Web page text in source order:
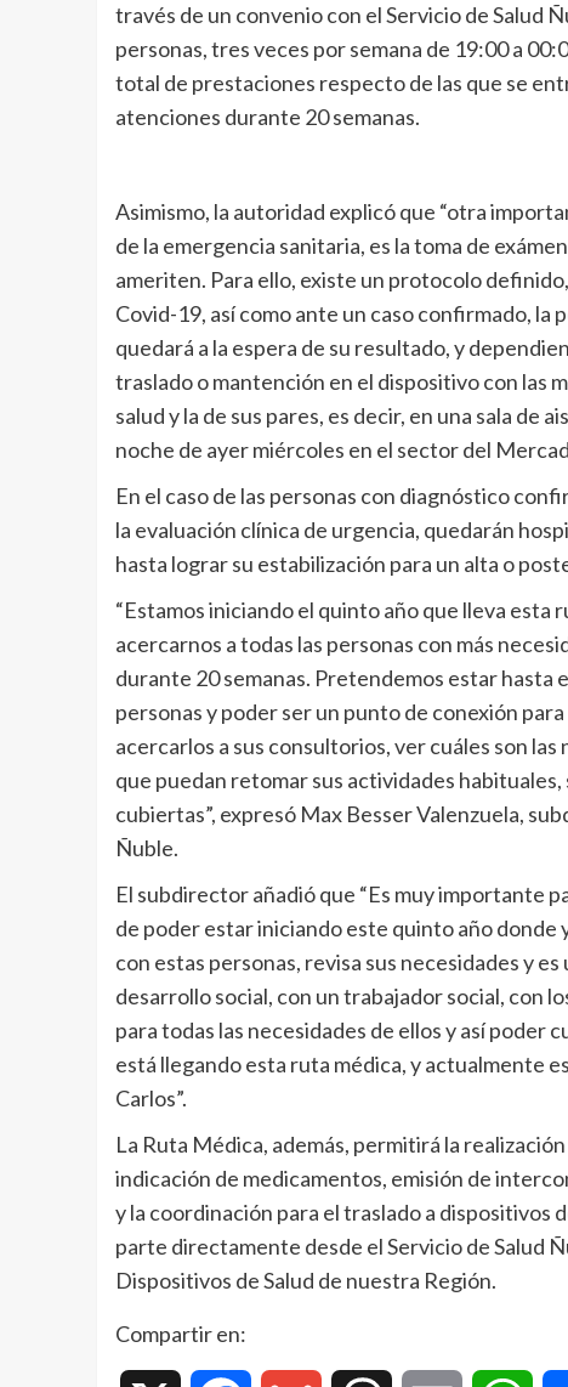
través de un convenio con el Servicio de Salud
personas, tres veces por semana de 19:00 a
total de prestaciones respecto de las que se
atenciones durante 20 semanas.
Asimismo, la autoridad explicó que “otra
de la emergencia sanitaria, es la toma de
ameriten. Para ello, existe un protocolo
Covid-19, así como ante un caso confirmado, la
quedará a la espera de su resultado, y
traslado o mantención en el dispositivo con las
salud y la de sus pares, es decir, en una sala de
noche de ayer miércoles en el sector del
En el caso de las personas con diagnóstico
la evaluación clínica de urgencia, quedarán
hasta lograr su estabilización para un alta o
“Estamos iniciando el quinto año que lleva esta
acercarnos a todas las personas con más
durante 20 semanas. Pretendemos estar hasta
personas y poder ser un punto de conexión
acercarlos a sus consultorios, ver cuáles son
que puedan retomar sus actividades
cubiertas”, expresó Max Besser Valenzuela,
Ñuble.
El subdirector añadió que “Es muy importante
de poder estar iniciando este quinto año
con estas personas, revisa sus necesidades y
desarrollo social, con un trabajador social, con
para todas las necesidades de ellos y así poder
está llegando esta ruta médica, y actualmente
Carlos”.
La Ruta Médica, además, permitirá la
indicación de medicamentos, emisión de
y la coordinación para el traslado a
parte directamente desde el Servicio de Salud
Dispositivos de Salud de nuestra Región.
Compartir en: